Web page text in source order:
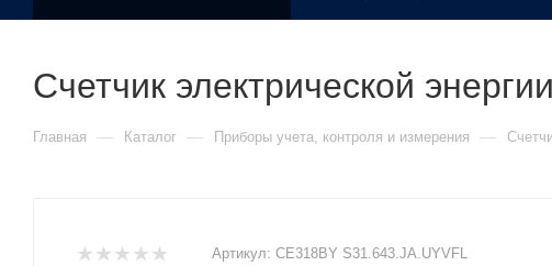
Счетчик электрической
Главная — Каталог — Приборы учета, контроля и измерения —
Артикул: СЕ318BY S31.643.JA.UYVFL